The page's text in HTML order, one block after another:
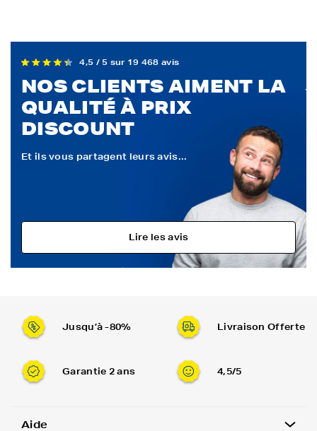
4,5 / 5 sur 19 468 avis
NOS CLIENTS AIMENT LA
QUALITÉ À PRIX
DISCOUNT
Et ils vous partagent leurs avis...
Lire les avis
Jusqu’à -80% Livraison Offerte
Garantie 2 ans 4,5/5
Aide